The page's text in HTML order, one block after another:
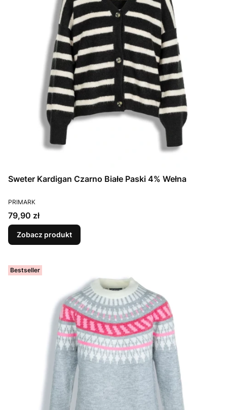
Sweter Kardigan Czarno Białe Paski 4% Wełna
PRODUCENT
PRIMARK
Cena
79,90 zł
Zobacz produkt
Bestseller